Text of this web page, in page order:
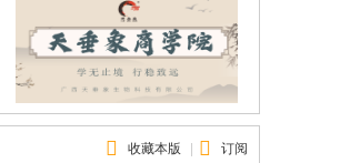
收藏本版 订阅